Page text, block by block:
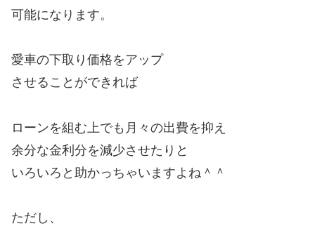
可能になります。
愛車の下取り価格をアップ
させることができれば
ローンを組む上でも月々の出費を抑え
余分な金利分を減少させたりと
いろいろと助かっちゃいますよね＾＾
ただし、